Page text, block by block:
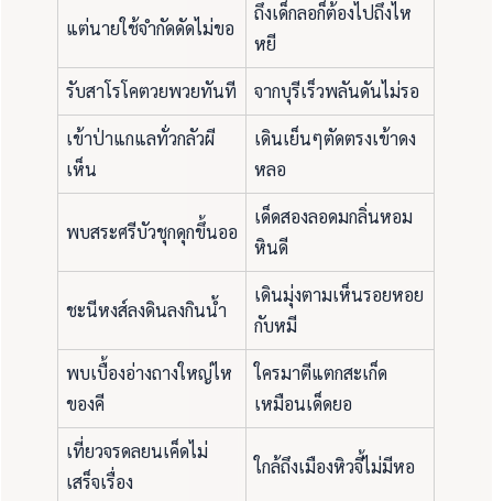
แต่นายใช้จำกัดดัดไม่ขอ
ถึงเด็กลอก็ต้องไปถึงไห
หยี
รับสาโรโคตวยพวยทันที จากบุรีเร็วพลันดันไม่รอ
เข้าป่าแกแลทั่วกลัวผี
เห็น
เดินเย็นๆตัดตรงเข้าดง
หลอ
พบสระศรีบัวชุกดุกขึ้นออ
เด็ดสองลอดมกลิ่นหอม
หินดี
ชะนีหงส์ลงดินลงกินน้ำ
เดินมุ่งตามเห็นรอยหอย
กับหมี
พบเบื้องอ่างถางใหญ่ไห
ของคี
ใครมาตีแตกสะเก็ด
เหมือนเด็ดยอ
เที่ยวจรดลยนเค็ดไม่
เสร็จเรื่อง
ใกล้ถึงเมืองหิวจี้ไม่มีหอ